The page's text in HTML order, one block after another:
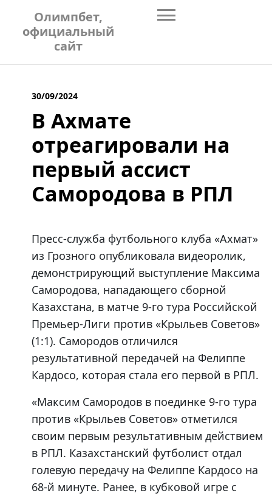
content
Олимпбет,
официальный
сайт
30/09/2024
В Ахмате
отреагировали на
первый ассист
Самородова в РПЛ
Пресс-служба футбольного клуба «Ахмат»
из Грозного опубликовала видеоролик,
демонстрирующий выступление Максима
Самородова, нападающего сборной
Казахстана, в матче 9-го тура Российской
Премьер-Лиги против «Крыльев Советов»
(1:1). Самородов отличился
результативной передачей на Фелиппе
Кардосо, которая стала его первой в РПЛ.
«Максим Самородов в поединке 9-го тура
против «Крыльев Советов» отметился
своим первым результативным действием
в РПЛ. Казахстанский футболист отдал
голевую передачу на Фелиппе Кардосо на
68-й минуте. Ранее, в кубковой игре с